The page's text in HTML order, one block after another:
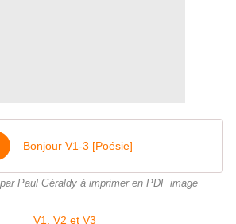
Bonjour V1-3 [Poésie]
Paul Géraldy à imprimer en PDF image